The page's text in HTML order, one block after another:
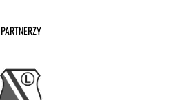
PARTNERZY